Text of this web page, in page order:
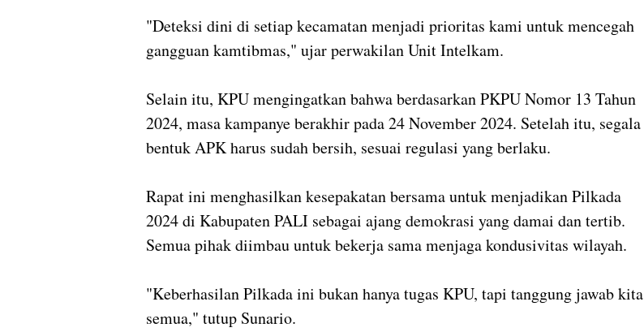
"Deteksi dini di setiap kecamatan menjadi prioritas kami untuk mencegah
gangguan kamtibmas," ujar perwakilan Unit Intelkam.
Selain itu, KPU mengingatkan bahwa berdasarkan PKPU Nomor 13 Tahun
2024, masa kampanye berakhir pada 24 November 2024. Setelah itu, segala
bentuk APK harus sudah bersih, sesuai regulasi yang berlaku.
Rapat ini menghasilkan kesepakatan bersama untuk menjadikan Pilkada
2024 di Kabupaten PALI sebagai ajang demokrasi yang damai dan tertib.
Semua pihak diimbau untuk bekerja sama menjaga kondusivitas wilayah.
"Keberhasilan Pilkada ini bukan hanya tugas KPU, tapi tanggung jawab kita
semua," tutup Sunario.